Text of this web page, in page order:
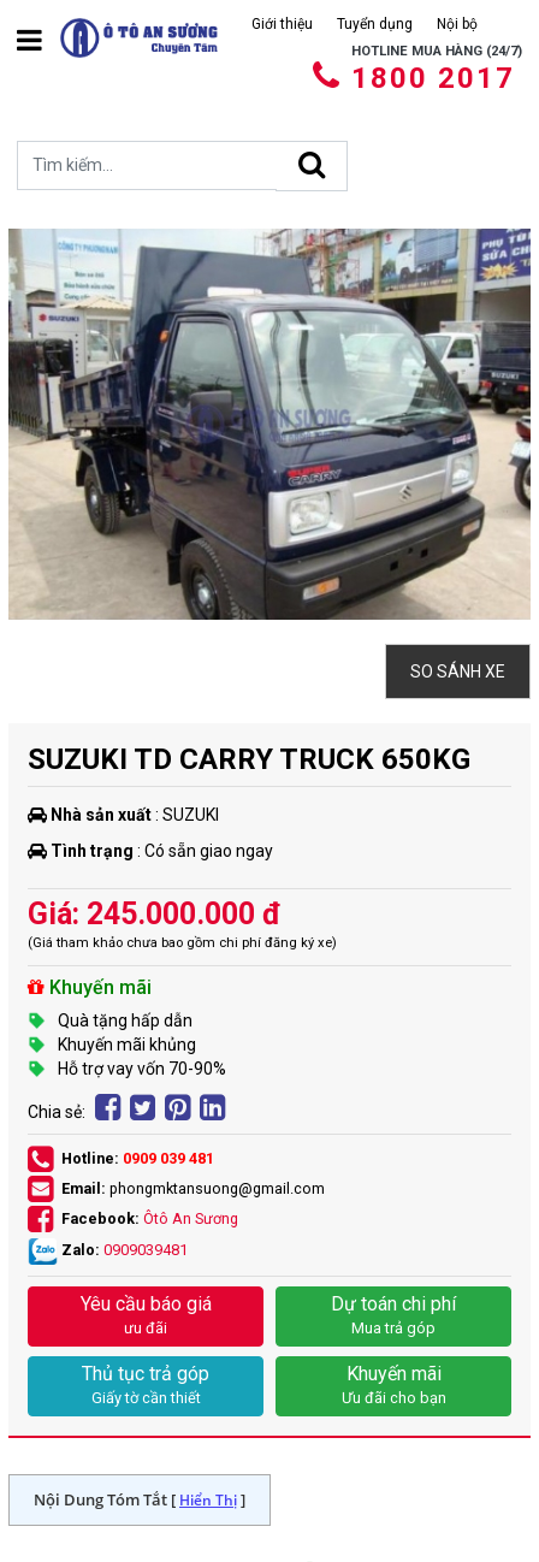
Giới thiệu Tuyển dụng Nội bộ
HOTLINE MUA HÀNG (24/7)
1800 2017
SO SÁNH XE
SUZUKI TD CARRY TRUCK 650KG
Nhà sản xuất: SUZUKI
Tình trạng : Có sẵn giao ngay
Giá: 245.000.000 đ
(Giá tham khảo chưa bao gồm chi phí đăng ký xe)
Khuyến mãi
Quà tặng hấp dẫn
Khuyến mãi khủng
Hỗ trợ vay vốn 70-90%
Chia sẻ:
Hotline: 0909 039 481
Email: phongmktansuong@gmail.com
Facebook: Ôtô An Sương
Zalo: 0909039481
Yêu cầu báo giá
ưu đãi
Dự toán chi phí
Mua trả góp
Thủ tục trả góp
Giấy tờ cần thiết
Khuyến mãi
Ưu đãi cho bạn
Nội Dung Tóm Tắt [ Hiển Thị]